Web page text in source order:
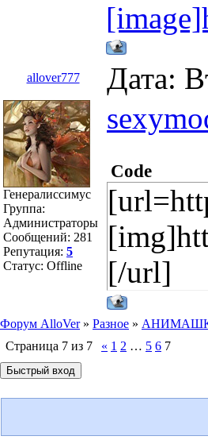
allover777 Дата:
Генералиссимус
Группа:
Администраторы
Сообщений: 281
Репутация: 5
Статус: Offline
Code
[/url]
Форум AlloVer » Разное »
Страница 7 из 7 « 1 2 … 5 6 7